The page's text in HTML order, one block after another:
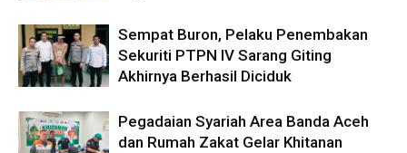
Sempat Buron, Pelaku Penembakan
Sekuriti PTPN IV Sarang Giting
Akhirnya Berhasil Diciduk
Pegadaian Syariah Area Banda Aceh
dan Rumah Zakat Gelar Khitanan